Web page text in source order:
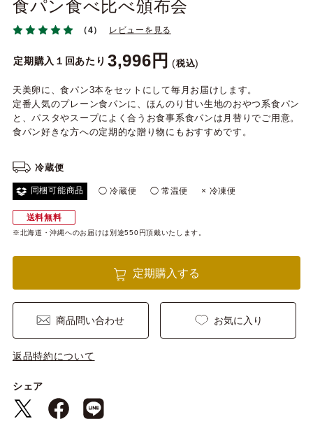
食パン食べ比べ頒布会
（4） レビューを見る
定期購入１回あたり 3,996 税込
天美卵に、食パン3本をセットにして毎月お届けします。
定番人気のプレーン食パンに、ほんのり甘い生地のおやつ系食パン
と、パスタやスープによく合うお食事系食パンは月替りでご用意。
食パン好きな方への定期的な贈り物にもおすすめです。
冷蔵便
同梱可能商品 ◯ 冷蔵便 ◯ 常温便 × 冷凍便
送料無料
※北海道・沖縄へのお届けは別途550円頂戴いたします。
定期購入する
商品問い合わせ お気に入り
返品特約について
シェア